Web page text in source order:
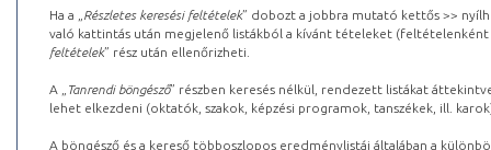
Ha a „ Részletes keresési feltételek” dobozt a jobbra mutató kettős >>
való kattintás után megjelenő listákból a kívánt tételeket (feltételenként
feltételek” rész után ellenőrizheti.
A „ Tanrendi böngésző” részben keresés nélkül, rendezett listákat
lehet elkezdeni (oktatók, szakok, képzési programok, tanszékek, ill.
A böngésző és a kereső többoszlopos eredménylistái általában a